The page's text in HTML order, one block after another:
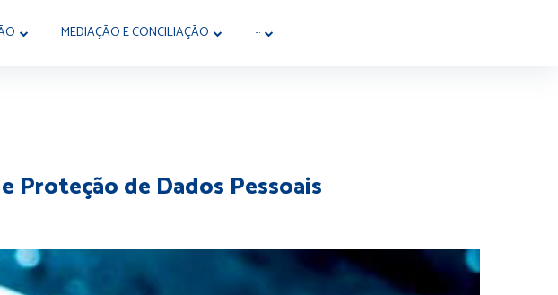
MEDIAÇÃO E CONCILIAÇÃO ···
Proteção de Dados Pessoais